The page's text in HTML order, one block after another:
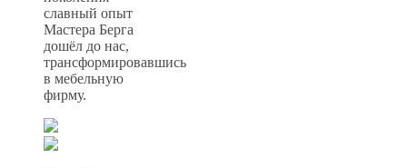
славный опыт
Мастера Берга
дошёл до нас,
трансформировавшись
в мебельную
фирму.